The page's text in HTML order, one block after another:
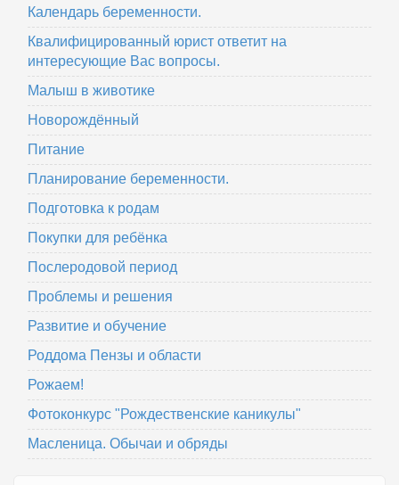
Календарь беременности.
Квалифицированный юрист ответит на
интересующие Вас вопросы.
Малыш в животике
Новорождённый
Питание
Планирование беременности.
Подготовка к родам
Покупки для ребёнка
Послеродовой период
Проблемы и решения
Развитие и обучение
Роддома Пензы и области
Рожаем!
Фотоконкурс "Рождественские каникулы"
Масленица. Обычаи и обряды